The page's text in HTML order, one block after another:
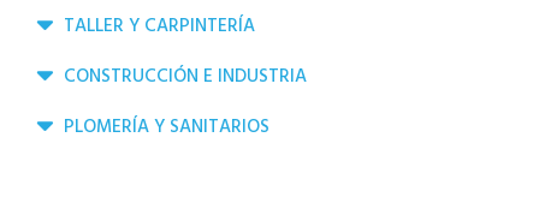
TALLER Y CARPINTERÍA
CONSTRUCCIÓN E INDUSTRIA
PLOMERÍA Y SANITARIOS